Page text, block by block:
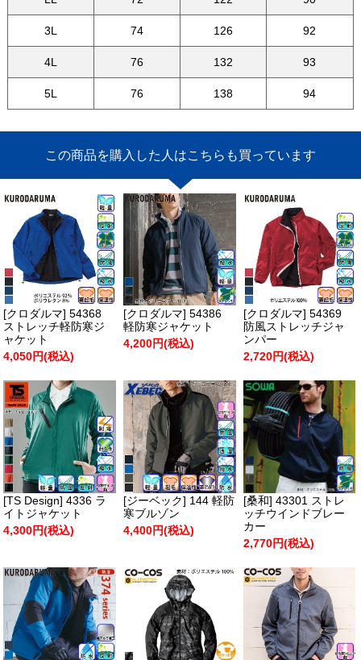
3L 74 126 92
4L 76 132 93
5L 76 138 94
この商品を購入した人はこちらも買っています
[クロダルマ] 54368
ストレッチ軽防寒ジ
ャケット
4,050円(税込)
[クロダルマ] 54386
軽防寒ジャケット
4,200円(税込)
[クロダルマ] 54369
防風ストレッチジャ
ンパー
2,720円(税込)
[TS Design] 4336 ラ
イトジャケット
4,300円(税込)
[ジーベック] 144 軽防
寒ブルゾン
4,400円(税込)
[桑和] 43301 ストレ
ッチウインドブレー
カー
2,770円(税込)